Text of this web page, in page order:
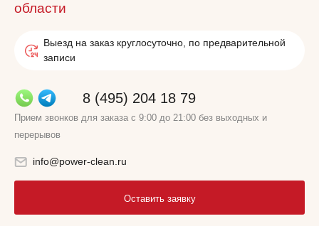
области
Выезд на заказ круглосуточно, по предварительной
записи
8 (495) 204 18 79
Прием звонков для заказа с 9:00 до 21:00 без выходных и
перерывов
info@power-clean.ru
Оставить заявку